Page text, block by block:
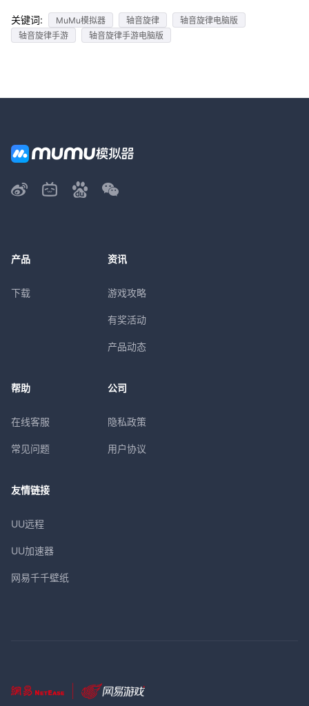
关键词: MuMu模拟器 轴音旋律
轴音旋律电脑版
轴音旋律手游
轴音旋律手游电脑版
产品
下载
资讯
游戏攻略
有奖活动
产品动态
帮助
在线客服
常见问题
公司
隐私政策
用户协议
友情链接
UU远程
UU加速器
网易千千壁纸